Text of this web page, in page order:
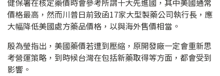
健保署在核定藥價時會參考所謂十大先進國，其中美國通常
價格最高，然而川普日前致函17家大型製藥公司執行長，應
大幅降低美國處方藥品價格，以與海外售價相當。
殷為瑩指出，美國藥價若遭到壓縮，原開發廠一定會重新思
考營運策略，到時候台灣在包括新藥取得等方面，都會受到
影響。